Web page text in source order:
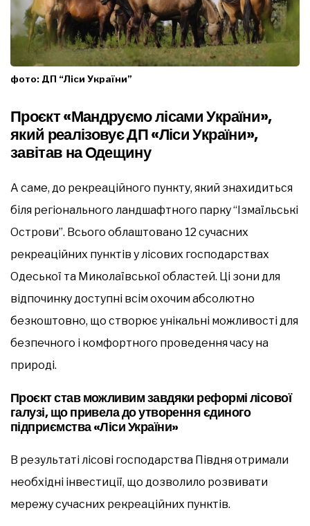
фото: ДП “Ліси України”
Проєкт «Мандруємо лісами України»,
який реалізовує ДП «Ліси України»,
завітав на Одещину
А саме, до рекреаційного пункту, який знахидиться
біля регіонального ландшафтного парку “Ізмаїльські
Острови”. Всього облаштовано 12 сучасних
рекреаційних пунктів у лісових господарствах
Одеської та Миколаївської областей. Ці зони для
відпочинку доступні всім охочим абсолютно
безкоштовно, що створює унікальні можливості для
безпечного і комфортного проведення часу на
природі.
Проєкт став можливим завдяки реформі лісової
галузі, що привела до утворення єдиного
підприємства «Ліси України»
В результаті лісові господарства Півдня отримали
необхідні інвестиції, що дозволило розвивати
мережу сучасних рекреаційних пунктів.